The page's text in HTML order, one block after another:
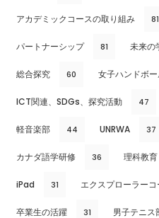
アカデミックコースの取り組み 81
パートナーシップ 81 未来の
総合探究 60 女子ハンドボ
ICT関連、SDGs、探究活動 47
軽音楽部 44 UNRWA 37
カナダ語学研修 36 理科教育
iPad 31 エクスプローラーコ
卒業生の活躍 31 男子テニス